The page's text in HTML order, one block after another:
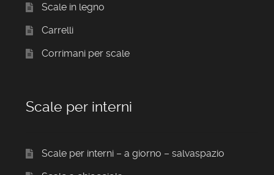
Scale in legno
Carrelli
Corrimani per scale
Scale per interni
Scale per interni – a giorno – salvaspazio